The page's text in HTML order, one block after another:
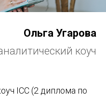
Ольга Угарова
коуч
ICC (2 диплома по